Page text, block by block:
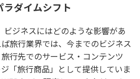
ダイムシフト
ビジネスにはどのような影響があ
旅行業界では、今までのビジネス
行先でのサービス・コンテンツ
「旅行商品」として提供していま